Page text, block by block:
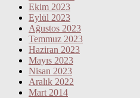
Ekim 2023
Eylül 2023
Ağustos 2023
Temmuz 2023
Haziran 2023
Mayıs 2023
Nisan 2023
Aralık 2022
Mart 2014